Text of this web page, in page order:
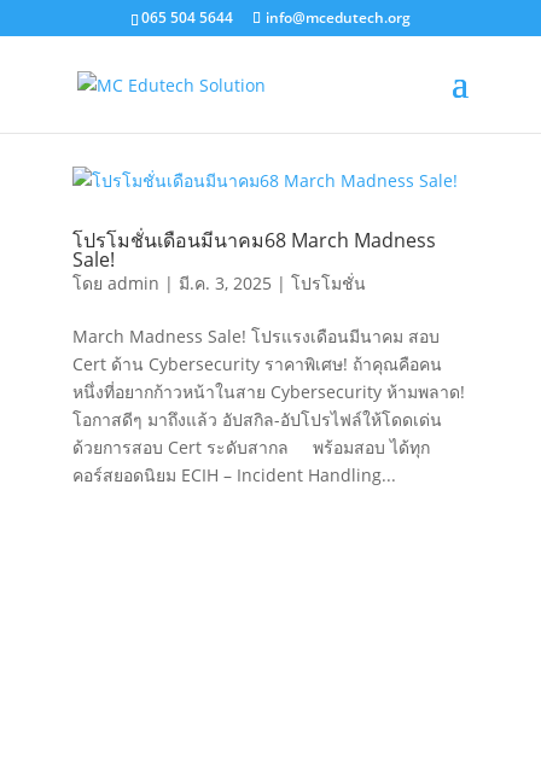
065 504 5644 info@mcedutech.org
โปรโมชั่นเดือนมีนาคม68 March Madness
Sale!
โดย admin | มี.ค. 3, 2025 | โปรโมชั่น
March Madness Sale! โปรแรงเดือนมีนาคม สอบ
Cert ด้าน Cybersecurity ราคาพิเศษ! ถ้าคุณคือคน
หนึ่งที่อยากก้าวหน้าในสาย Cybersecurity ห้ามพลาด!
โอกาสดีๆ มาถึงแล้ว อัปสกิล-อัปโปรไฟล์ให้โดดเด่น
ด้วยการสอบ Cert ระดับสากล พร้อมสอบ ได้ทุก
คอร์สยอดนิยม ECIH – Incident Handling...